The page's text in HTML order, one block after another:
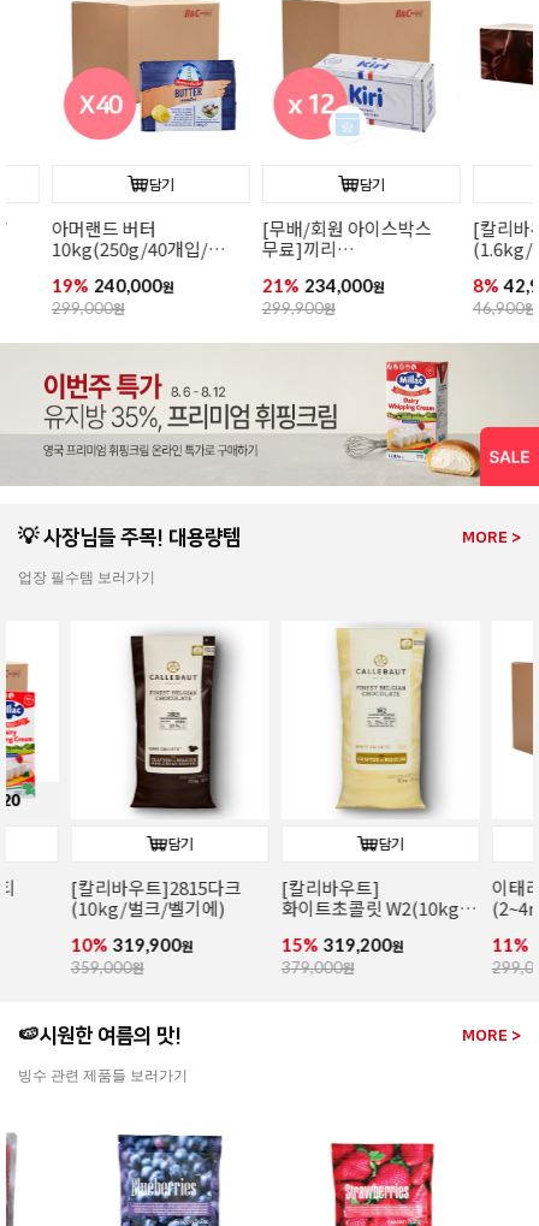
담기
아머랜드 버터
10kg(250g/40개입/
무가염/독일1위버터)
240,000원
299,000원
담기
[무배/회원 아이스박스
무료]끼리
크림치즈1kgx12개
234,000원
299,900원
[칼리바우트
(1.6kg/ 카카
44.8%/ 바통
42,900원
46,900원
💡 사장님들 주목! 대용량템 MORE >
업장 필수템 보러가기
[칼리바우트]2815다크
(10kg/벌크/벨기에)
319,900원
359,000원
[칼리바우트]
화이트초콜릿 W2(10kg/
319,200원
379,000원
이태리산 파
(2~4mm/
파슬리후레
299,000원
🍉시원한 여름의 맛! MORE >
빙수 관련 제품들 보러가기